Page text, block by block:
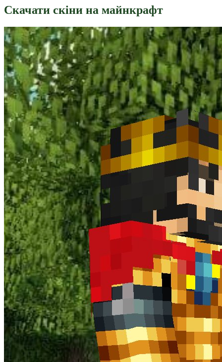
Скачати скіни на майнкрафт